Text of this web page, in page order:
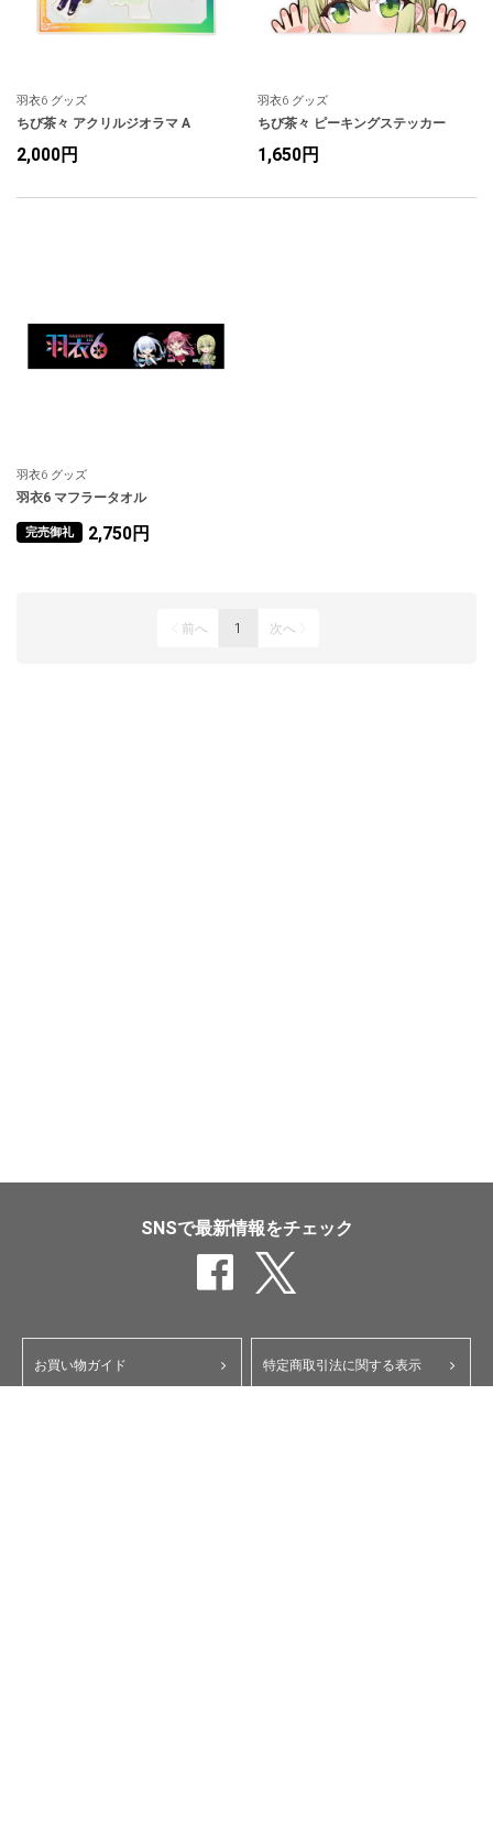
羽衣6 グッズ
ちび茶々 アクリルジオラマ A
2,000円
羽衣6 グッズ
ちび茶々 ピーキングステッカー
1,650円
羽衣6 グッズ
羽衣6 マフラータオル
完売御礼 2,750円
前へ 1 次へ
SNSで最新情報をチェック
お買い物ガイド 特定商取引法に関する表示